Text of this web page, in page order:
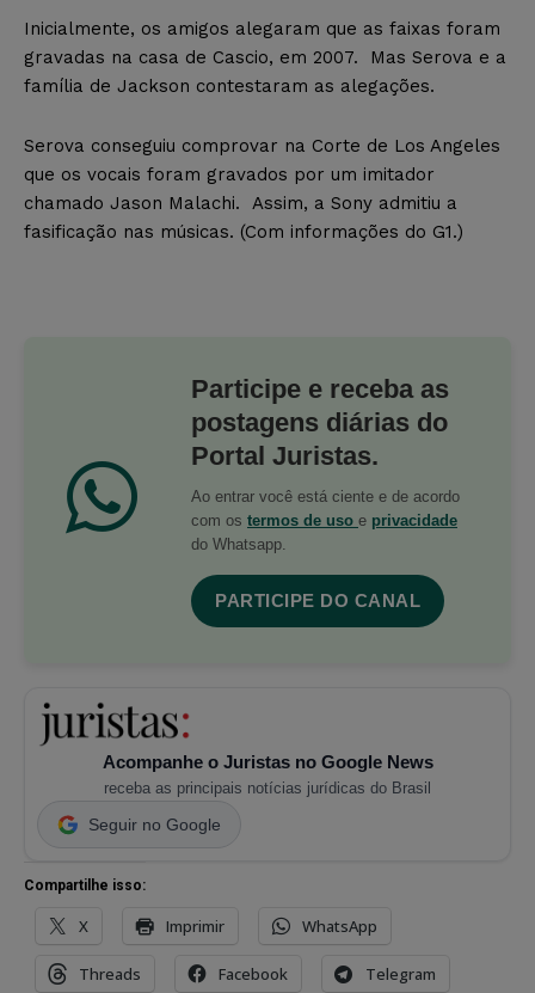
Inicialmente, os amigos alegaram que as faixas foram
gravadas na casa de Cascio, em 2007. Mas Serova e a
família de Jackson contestaram as alegações.
Serova conseguiu comprovar na Corte de Los Angeles
que os vocais foram gravados por um imitador
chamado Jason Malachi. Assim, a Sony admitiu a
fasificação nas músicas. (Com informações do G1.)
Participe e receba as
postagens diárias do
Portal Juristas.
Ao entrar você está ciente e de acordo
com os termos de uso e privacidade
do Whatsapp.
PARTICIPE DO CANAL
Acompanhe o Juristas no Google News
receba as principais notícias jurídicas do Brasil
Seguir no Google
Compartilhe isso:
X Imprimir WhatsApp
Threads Facebook Telegram